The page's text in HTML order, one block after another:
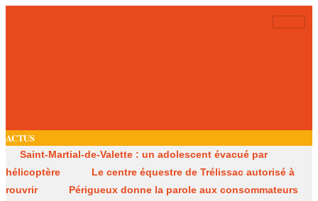
ACTUS
Saint-Martial-de-Valette : un adolescent évacué par
hélicoptère
Le centre équestre de Trélissac autorisé à
rouvrir
Périgueux donne la parole aux consommateurs